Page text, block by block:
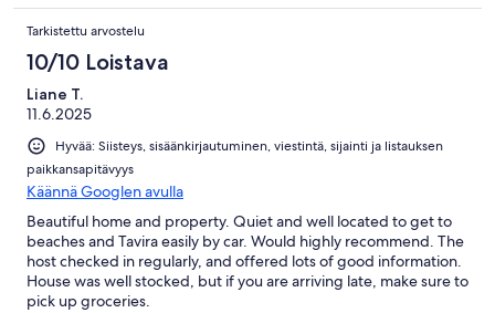
Tarkistettu arvostelu
10/10 Loistava
Liane T.
11.6.2025
Hyvää: Siisteys, sisäänkirjautuminen, viestintä, sijainti ja listauksen
paikkansapitävyys
Käännä Googlen avulla
Beautiful home and property. Quiet and well located to get to
beaches and Tavira easily by car. Would highly recommend. The
host checked in regularly, and offered lots of good information.
House was well stocked, but if you are arriving late, make sure to
pick up groceries.